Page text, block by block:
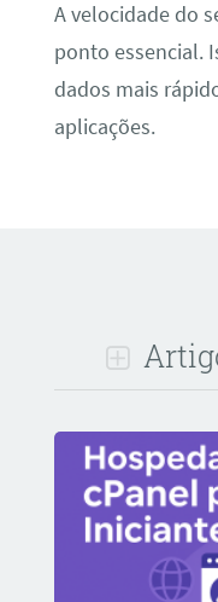
A velocidade do
ponto essencial.
dados mais
aplicações.